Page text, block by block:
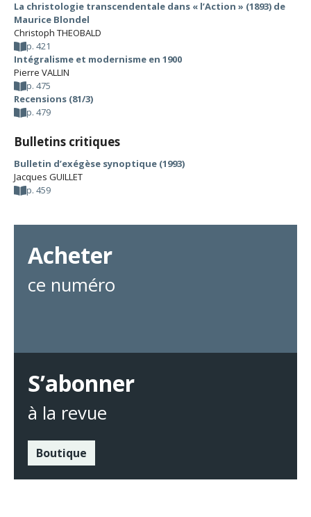
La christologie transcendentale dans « l’Action » (1893) de
Maurice Blondel
Christoph THEOBALD
p. 421
Intégralisme et modernisme en 1900
Pierre VALLIN
p. 475
Recensions (81/3)
p. 479
Bulletins critiques
Bulletin d’exégèse synoptique (1993)
Jacques GUILLET
p. 459
Acheter
ce numéro
S’abonner
à la revue
Boutique